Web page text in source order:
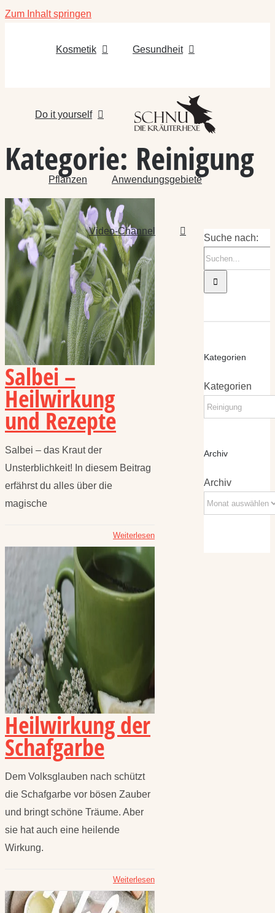
Zum Inhalt springen
Kosmetik Gesundheit
Do it yourself
Pflanzen Anwendungsgebiete
Video-Channel
Kategorie: Reinigung
Salbei –
Heilwirkung
und Rezepte
Salbei – das Kraut der
Unsterblichkeit! In diesem Beitrag
erfährst du alles über die
magische
Weiterlesen
Heilwirkung der
Schafgarbe
Dem Volksglauben nach schützt
die Schafgarbe vor bösen Zauber
und bringt schöne Träume. Aber
sie hat auch eine heilende
Wirkung.
Weiterlesen
Suche nach:
Kategorien
Kategorien
Archiv
Archiv